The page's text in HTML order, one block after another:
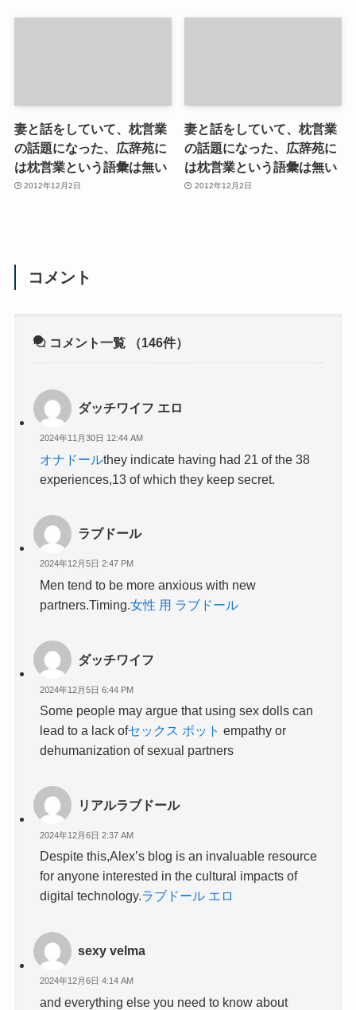
妻と話をしていて、枕営業
の話題になった、広辞苑に
は枕営業という語彙は無い
2012年12月2日
妻と話をしていて、枕営業
の話題になった、広辞苑に
は枕営業という語彙は無い
2012年12月2日
コメント
コメント一覧 （146件）
ダッチワイフ エロ
2024年11月30日 12:44 AM
オナドールthey indicate having had 21 of the 38
experiences,13 of which they keep secret.
ラブドール
2024年12月5日 2:47 PM
Men tend to be more anxious with new
partners.Timing.女性 用 ラブドール
ダッチワイフ
2024年12月5日 6:44 PM
Some people may argue that using sex dolls can
lead to a lack ofセックス ボット empathy or
dehumanization of sexual partners
リアルラブドール
2024年12月6日 2:37 AM
Despite this,Alex’s blog is an invaluable resource
for anyone interested in the cultural impacts of
digital technology.ラブドール エロ
sexy velma
2024年12月6日 4:14 AM
and everything else you need to know about